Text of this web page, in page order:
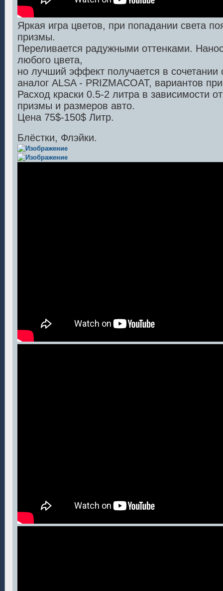
Яркая игра цветов, при попадании света
призмы.
Переливается радужными оттенками.
любого цвета,
но лучший эффект получается в
аналог ALSA - PRIZMACOAT, вариантов
Расход краски 0.5-2 литра в зависимости
призмы и размеров авто.
Цена 75$-150$ Литр.
Блёстки, Флэйки.